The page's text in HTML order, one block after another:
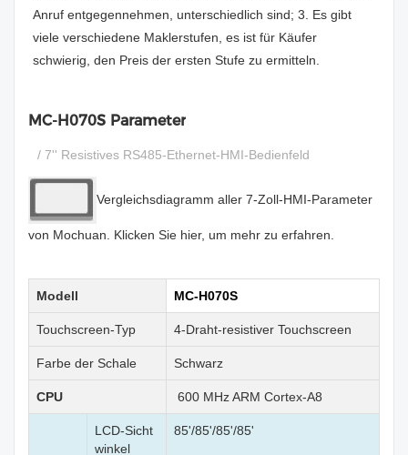
Anruf entgegennehmen, unterschiedlich sind; 3. Es gibt
viele verschiedene Maklerstufen, es ist für Käufer
schwierig, den Preis der ersten Stufe zu ermitteln.
MC-H070S Parameter
/ 7'' Resistives RS485-Ethernet-HMI-Bedienfeld
Vergleichsdiagramm aller 7-Zoll-HMI-Parameter
von Mochuan. Klicken Sie hier, um mehr zu erfahren.
Modell MC-H070S
Touchscreen-Typ 4-Draht-resistiver Touchscreen
Farbe der Schale Schwarz
CPU 600 MHz ARM Cortex-A8
LCD-Sicht
winkel
85'/85'/85'/85'